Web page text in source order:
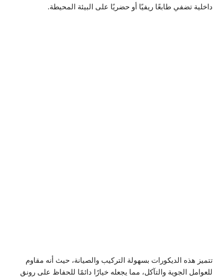
داخلية تضفي طابعًا ريفيًا أو حضريًا على البيئة المحيطة.
تتميز هذه الديكورات بسهولة التركيب والصيانة، حيث أنه مقاوم
للعوامل الجوية والتآكل، مما يجعله خيارًا دائمًا للحفاظ على رونق